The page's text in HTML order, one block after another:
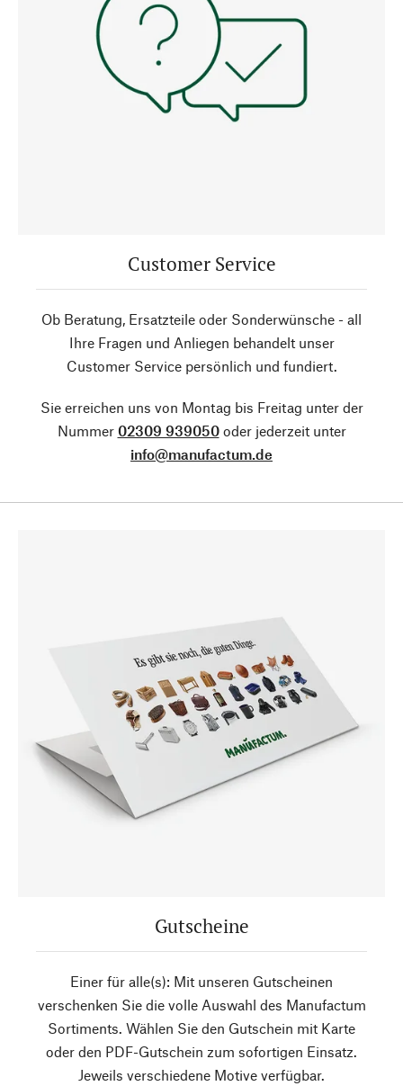
Customer Service
Ob Beratung, Ersatzteile oder Sonderwünsche - all
Ihre Fragen und Anliegen behandelt unser
Customer Service persönlich und fundiert.
Sie erreichen uns von Montag bis Freitag unter der
Nummer 02309 939050oder jederzeit unter
info@manufactum.de
Gutscheine
Einer für alle(s): Mit unseren Gutscheinen
verschenken Sie die volle Auswahl des Manufactum
Sortiments. Wählen Sie den Gutschein mit Karte
oder den PDF-Gutschein zum sofortigen Einsatz.
Jeweils verschiedene Motive verfügbar.